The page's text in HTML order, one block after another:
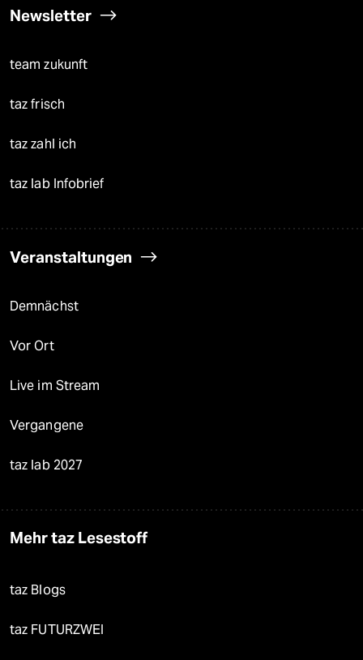
Newsletter
team zukunft
taz frisch
taz zahl ich
taz lab Infobrief
Veranstaltungen
Demnächst
Vor Ort
Live im Stream
Vergangene
taz lab 2027
Mehr taz Lesestoff
taz Blogs
taz FUTURZWEI